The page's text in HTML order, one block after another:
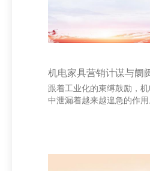
机电家具营销计谋与阛
跟着工业化的束缚鼓励，
中泄漏着越来越遑急的作